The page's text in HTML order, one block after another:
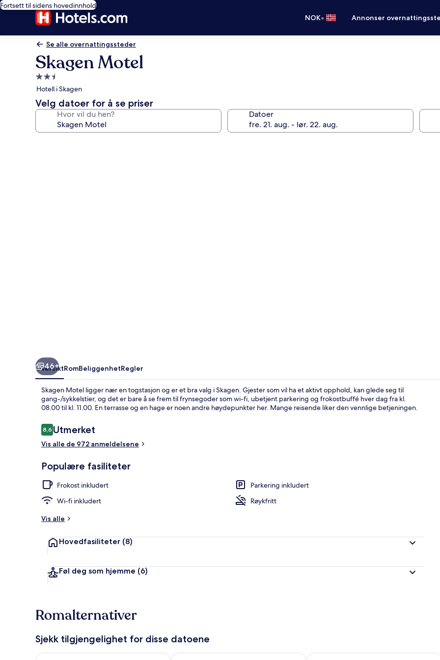
Fortsett til sidens hovedinnhold
NOK• Annonser
Se alle overnattingssteder
Skagen Motel
Overnattingssted
med
2.5
stjerner
Hotell i Skagen
Velg datoer for å se priser
Hvor vil du hen? Datoer
46+
OversiktRomBeliggenhetRegler
Skagen Motel ligger nær en togstasjon og er et bra valg i Skagen. Gjester som vil ha et aktivt opphold, kan glede seg til
gang-/sykkelstier, og det er bare å se frem til frynsegoder som wi-fi, ubetjent parkering og frokostbuffé hver dag fra kl.
08.00 til kl. 11.00. En terrasse og en hage er noen andre høydepunkter her. Mange reisende liker den vennlige betjeningen.
Anmeldelser
8,68,6 av 10 –
Utmerket
Vis alle de 972 anmeldelsene
Populære fasiliteter
Frokost inkludert
Parkering inkludert
Wi-fi inkludert
Røykfritt
Vis alle
Hovedfasiliteter (8)
Føl deg som hjemme (6)
Romalternativer
Sjekk tilgjengelighet for disse datoene
Sjekk tilgjengelighet for i kveld, aug. 7 - aug. 8Sjekk tilgjengelighet for i morgen, aug. 8 - aug. 9Sjekk tilgjengelighet for denne